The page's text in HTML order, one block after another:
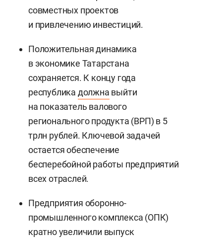
совместных проектов
и привлечению инвестиций.
Положительная динамика
в экономике Татарстана
сохраняется. К концу года
республика должна выйти
на показатель валового
регионального продукта (ВРП) в 5
трлн рублей. Ключевой задачей
остается обеспечение
бесперебойной работы предприятий
всех отраслей.
Предприятия оборонно-
промышленного комплекса (ОПК)
кратно увеличили выпуск